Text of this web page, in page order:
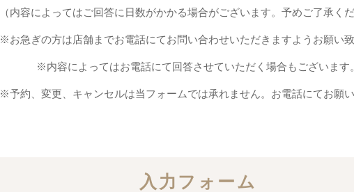
（内容によってはご回答に日数がかかる場合がございます。予めご了承くだ
※お急ぎの方は店舗までお電話にてお問い合わせいただきますようお願い致
※内容によってはお電話にて回答させていただく場合もございます。
※予約、変更、キャンセルは当フォームでは承れません。お電話にてお願い
入力フォーム